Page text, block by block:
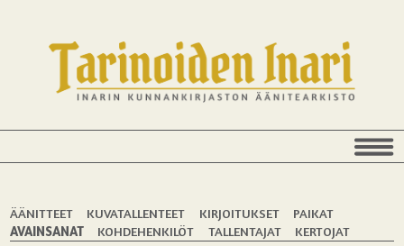
ÄÄNITTEET KUVATALLENTEET KIRJOITUKSET
PAIKAT
AVAINSANAT
KOHDEHENKILÖT TALLENTAJAT KERTOJAT